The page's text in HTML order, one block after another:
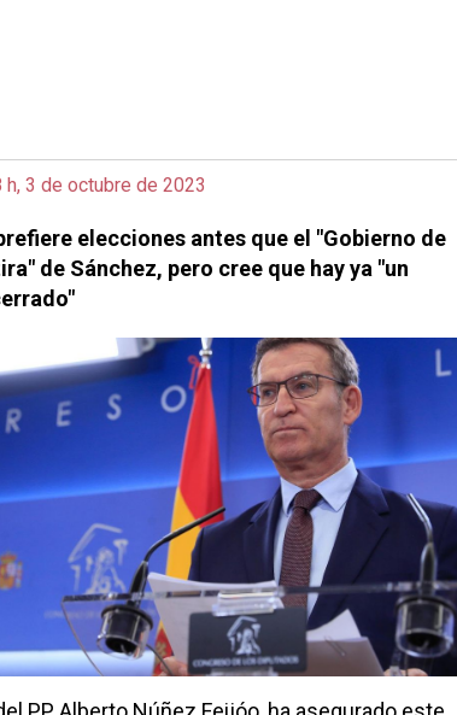
h, 3 de octubre de 2023
elecciones antes que el "Gobierno de
de Sánchez, pero cree que hay ya "un